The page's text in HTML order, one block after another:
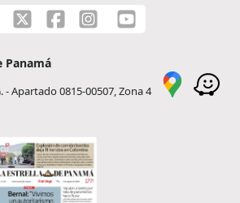
Panamá
- Apartado 0815-00507, Zona 4